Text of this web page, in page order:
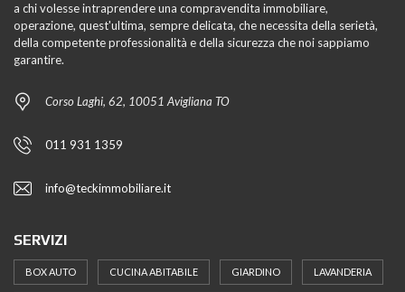
a chi volesse intraprendere una compravendita immobiliare,
operazione, quest'ultima, sempre delicata, che necessita della serietà,
della competente professionalità e della sicurezza che noi sappiamo
garantire.
Corso Laghi, 62, 10051 Avigliana TO
011 931 1359
info@teckimmobiliare.it
SERVIZI
BOX AUTO CUCINA ABITABILE GIARDINO LAVANDERIA